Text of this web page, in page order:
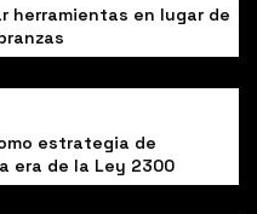
herramientas en lugar de
estrategia de
era de la Ley 2300